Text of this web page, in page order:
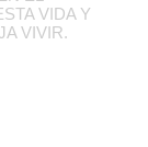
VIDA Y
VIVIR.